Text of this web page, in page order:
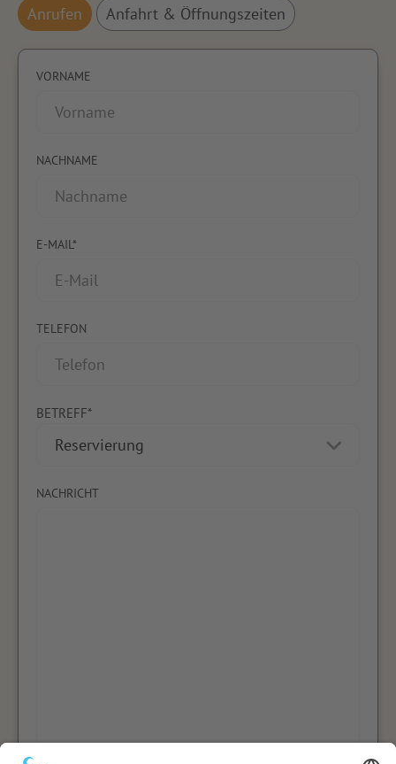
Anrufen Anfahrt & Öffnungszeiten
VORNAME
NACHNAME
E-MAIL*
TELEFON
BETREFF*
NACHRICHT